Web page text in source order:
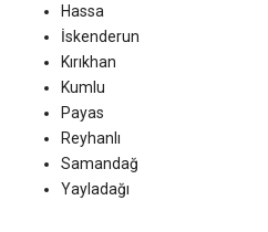
Hassa
İskenderun
Kırıkhan
Kumlu
Payas
Reyhanlı
Samandağ
Yayladağı